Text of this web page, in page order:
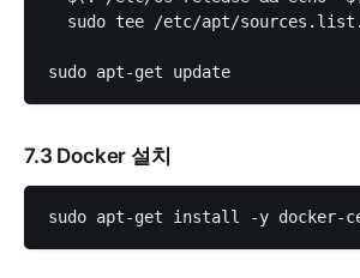
sudo tee /etc/apt/
7.3 Docker 설치